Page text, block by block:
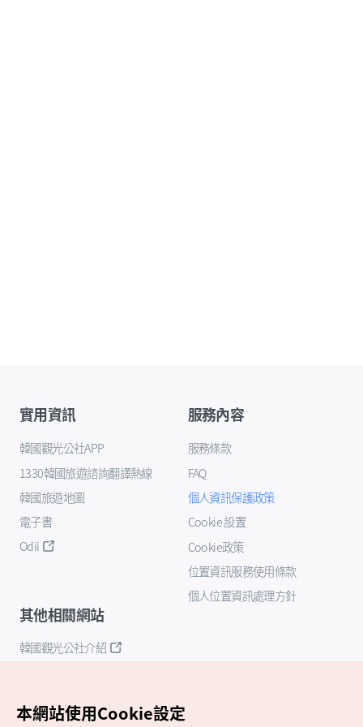
實用資訊
韓國觀光公社APP
1330韓國旅遊諮詢翻譯熱線
韓國旅遊地圖
電子書
Odii
服務內容
服務條款
FAQ
個人資訊保護政策
Cookie 設置
Cookie政策
位置資訊服務使用條款
個人位置資訊處理方針
其他相關網站
韓國觀光公社介紹
本網站使用Cookie設定